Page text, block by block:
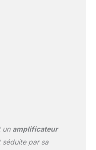
un amplificateur
séduite par sa